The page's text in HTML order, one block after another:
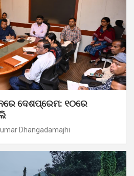
ଦେଶପ୍ରେମ: ୧୦ରେ
Dhangadamajhi